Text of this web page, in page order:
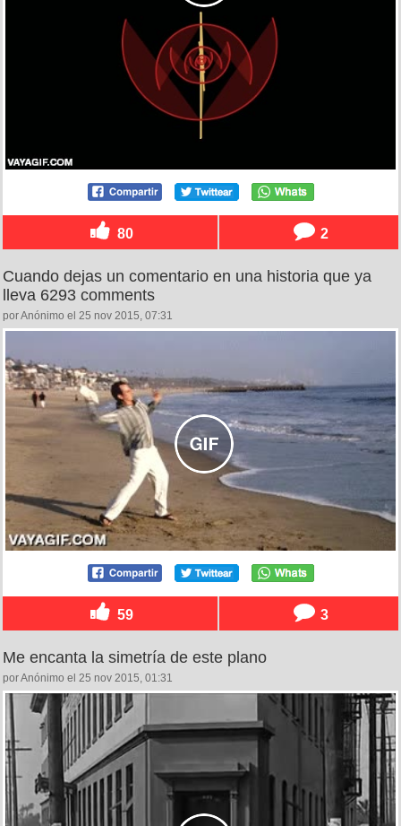
80 2
Cuando dejas un comentario en una historia que ya
lleva 6293 comments
por Anónimo el 25 nov 2015, 07:31
59 3
Me encanta la simetría de este plano
por Anónimo el 25 nov 2015, 01:31